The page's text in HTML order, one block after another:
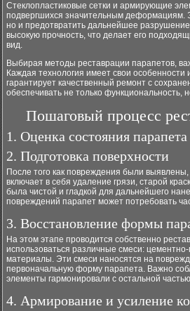
Стеклопластиковые сетки и армирующие
подвергшихся значительным деформациям.
но и предотвратить дальнейшее
высокую прочность, что делает его
вид.
Выбирая методы реставрации парапетов,
Каждая технология имеет свои
гарантирует качественный ремонт с
обеспечивать не только функциональность,
Пошаговый процесс
1. Оценка состояния парапета
2. Подготовка поверхности
После того как повреждения были
включает в себя удаление грязи, старой
была чистой и гладкой для дальнейшего
повреждений парапет может потребовать
3. Восстановление формы
На этом этапе проводится собственно
использоваться различные смеси:
материалы. Эти смеси наносятся на
первоначальную форму парапета. Важно
элементы гармонировали с остальной
4. Армирование и усиление